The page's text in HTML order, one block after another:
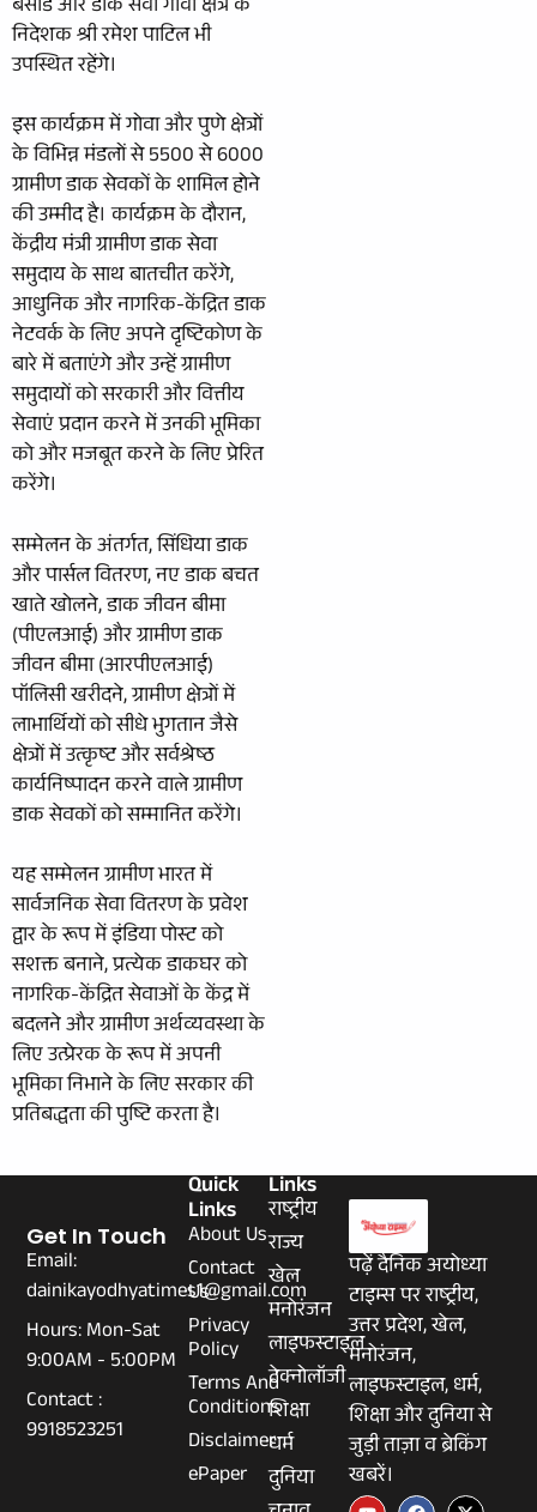
बंसोडे और डाक सेवा गोवा क्षेत्र के
निदेशक श्री रमेश पाटिल भी
उपस्थित रहेंगे।
इस कार्यक्रम में गोवा और पुणे क्षेत्रों
के विभिन्न मंडलों से 5500 से 6000
ग्रामीण डाक सेवकों के शामिल होने
की उम्मीद है। कार्यक्रम के दौरान,
केंद्रीय मंत्री ग्रामीण डाक सेवा
समुदाय के साथ बातचीत करेंगे,
आधुनिक और नागरिक-केंद्रित डाक
नेटवर्क के लिए अपने दृष्टिकोण के
बारे में बताएंगे और उन्हें ग्रामीण
समुदायों को सरकारी और वित्तीय
सेवाएं प्रदान करने में उनकी भूमिका
को और मजबूत करने के लिए प्रेरित
करेंगे।
सम्मेलन के अंतर्गत, सिंधिया डाक
और पार्सल वितरण, नए डाक बचत
खाते खोलने, डाक जीवन बीमा
(पीएलआई) और ग्रामीण डाक
जीवन बीमा (आरपीएलआई)
पॉलिसी खरीदने, ग्रामीण क्षेत्रों में
लाभार्थियों को सीधे भुगतान जैसे
क्षेत्रों में उत्कृष्ट और सर्वश्रेष्‍ठ
कार्यनिष्‍पादन करने वाले ग्रामीण
डाक सेवकों को सम्मानित करेंगे।
यह सम्मेलन ग्रामीण भारत में
सार्वजनिक सेवा वितरण के प्रवेश
द्वार के रूप में इंडिया पोस्ट को
सशक्त बनाने, प्रत्येक डाकघर को
नागरिक-केंद्रित सेवाओं के केंद्र में
बदलने और ग्रामीण अर्थव्यवस्था के
लिए उत्प्रेरक के रूप में अपनी
भूमिका निभाने के लिए सरकार की
प्रतिबद्धता की पुष्टि करता है।
पढ़ें दैनिक अयोध्या
टाइम्स पर राष्ट्रीय,
उत्तर प्रदेश, खेल,
मनोरंजन,
लाइफस्टाइल, धर्म,
शिक्षा और दुनिया से
जुड़ी ताज़ा व ब्रेकिंग
खबरें।
Links
राष्ट्रीय
राज्य
खेल
मनोरंजन
लाइफस्टाइल
टेक्नोलॉजी
शिक्षा
धर्म
दुनिया
Quick
Links
About Us
Contact
Us
Privacy
Policy
Terms And
Conditions
Disclaimer
ePaper
Get In Touch
Email:
dainikayodhyatimes1@gmail.com
Hours: Mon-Sat
9:00AM - 5:00PM
Contact :
9918523251